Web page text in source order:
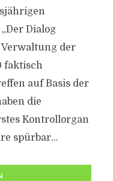
Dialog
der
faktisch
auf Basis der
die
Kontrollorgan
spürbar...